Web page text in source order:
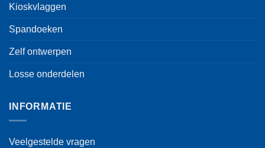
Kioskvlaggen
Spandoeken
Zelf ontwerpen
Losse onderdelen
INFORMATIE
Veelgestelde vragen